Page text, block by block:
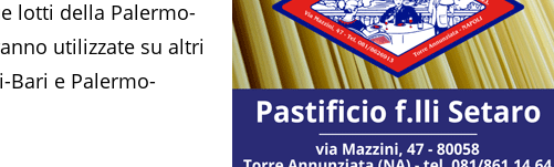
lotti della Palermo-
utilizzate su altri
e Palermo-